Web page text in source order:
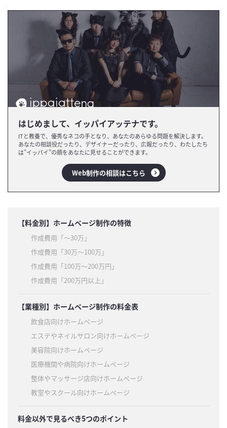
はじめまして、イッパイアッテナです。
ITと教養で、優秀なネコの手となり、あなたのあらゆる問題を解決します。
あなたの相談役だったり、デザイナーだったり、広報だったり、わたしたち
は”イッパイ”の顔をあなたに見せることができます。
Web制作の相談はこちら
【料金別】ホームページ制作の特徴
作成費用「〜30万」
作成費用「30万～100万」
作成費用「100万〜200万円」
作成費用「200万円以上」
【業種別】ホームページ制作の料金表
飲食店向けホームページ
エステやネイルサロン向けホームページ
美容院向けホームページ
医療機関や病院向けホームページ
整体やマッサージ店向けホームページ
教室やスクール向けホームページ
料金以外で見るべき5つのポイント